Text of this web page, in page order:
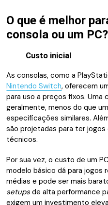
O que é melhor
consola ou um PC?
Custo inicial
As consolas, como a
Nintendo Switch, oferecem
para uso a preços fixos. Uma
geralmente, menos do que
especificações similares.
são projetadas para ter
técnicos.
Por sua vez, o custo de um PC
modelo básico dá para
médias e pode ser mais
setups de alta performance
exigem um investimento